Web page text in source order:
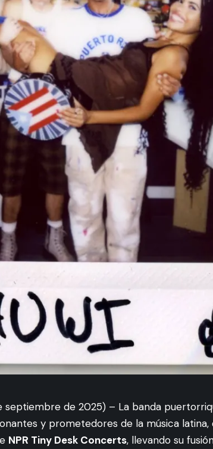
septiembre de 2025) – La banda
y prometedores de la música latina,
NPR Tiny Desk Concerts, llevando su